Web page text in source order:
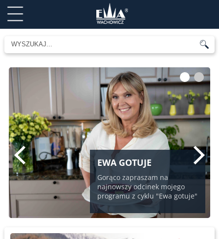
EWA GOTUJE
Gorąco zapraszam na
najnowszy odcinek mojego
programu z cyklu "Ewa gotuje"
1 2